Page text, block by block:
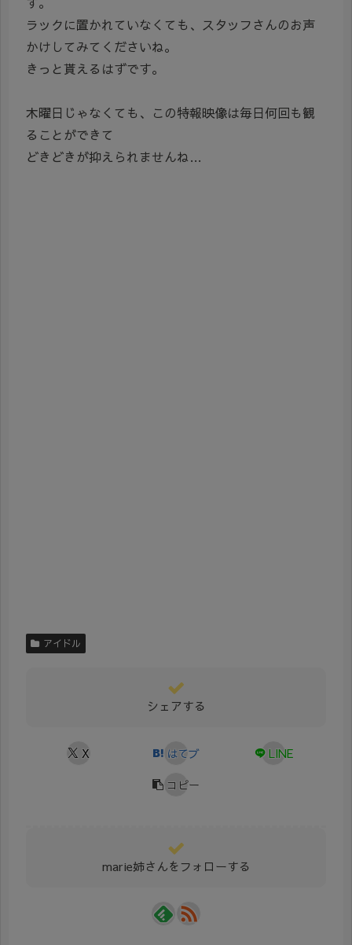
ラックに置かれていなくても、スタッフさんのお声
かけしてみてくださいね。
きっと貰えるはずです。
木曜日じゃなくても、この特報映像は毎日何回も観
ることができて
どきどきが抑えられませんね…
アイドル
シェアする
X はてブ
LINE
コピー
marie姉さんをフォローする